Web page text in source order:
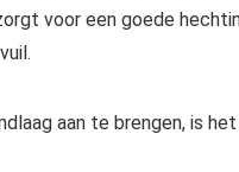
voor een goede
aan te brengen, is